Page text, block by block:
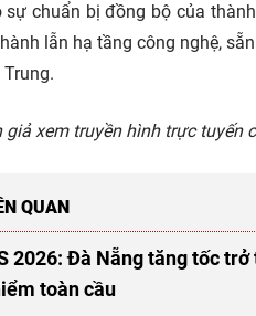
sự chuẩn bị đồng bộ của
lẫn hạ tầng công nghệ,
giả xem truyền hình trực tuyến
QUAN
2026: Đà Nẵng tăng tốc
toàn cầu